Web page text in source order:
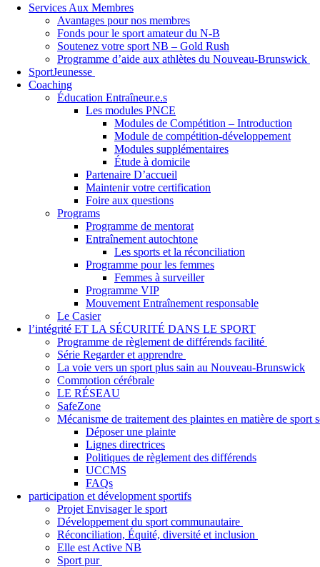
Services Aux Membres
Avantages pour nos membres
Fonds pour le sport amateur du N-B
Soutenez votre sport NB – Gold Rush
Programme d’aide aux athlètes du Nouveau-Brunswick
SportJeunesse
Coaching
Éducation Entraîneur.e.s
Les modules PNCE
Modules de Compétition – Introduction
Module de compétition-développement
Modules supplémentaires
Étude à domicile
Partenaire D’accueil
Maintenir votre certification
Foire aux questions
Programs
Programme de mentorat
Entraînement autochtone
Les sports et la réconciliation
Programme pour les femmes
Femmes à surveiller
Programme VIP
Mouvement Entraînement responsable
Le Casier
l’intégrité ET LA SÉCURITÉ DANS LE SPORT
Programme de règlement de différends facilité
Série Regarder et apprendre
La voie vers un sport plus sain au Nouveau-Brunswick
Commotion cérébrale
LE RÉSEAU
SafeZone
Mécanisme de traitement des plaintes en matière de
Déposer une plainte
Lignes directrices
Politiques de règlement des différends
UCCMS
FAQs
participation et dévelopment sportifs
Projet Envisager le sport
Développement du sport communautaire
Réconciliation, Équité, diversité et inclusion
Elle est Active NB
Sport pur